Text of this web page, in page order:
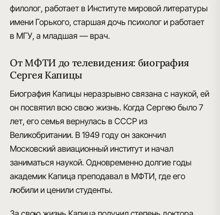
филолог, работает в Институте мировой литературы
имени Горького, старшая дочь психолог и работает
в МГУ, а младшая — врач.
От МФТИ до телевидения: биография
Сергея Капицы
Биография Капицы неразрывно связана с наукой, ей
он посвятил всю свою жизнь. Когда Сергею было 7
лет, его семья вернулась в СССР из
Великобритании. В 1949 году он закончил
Московский авиационный институт и начал
заниматься наукой. Одновременно долгие годы
академик Капица преподавал в МФТИ, где его
любили и ценили студенты.